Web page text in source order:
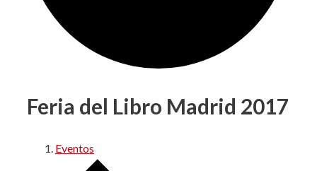
Feria del Libro Madrid 2017
Eventos